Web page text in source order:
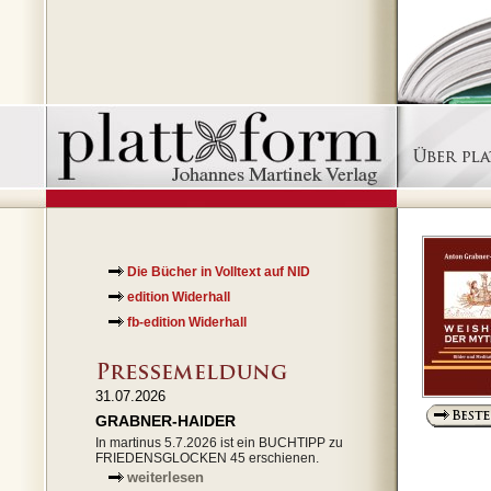
Die Bücher in Volltext auf NID
edition Widerhall
fb-edition Widerhall
31.07.2026
GRABNER-HAIDER
In martinus 5.7.2026 ist ein BUCHTIPP zu
FRIEDENSGLOCKEN 45 erschienen.
weiterlesen